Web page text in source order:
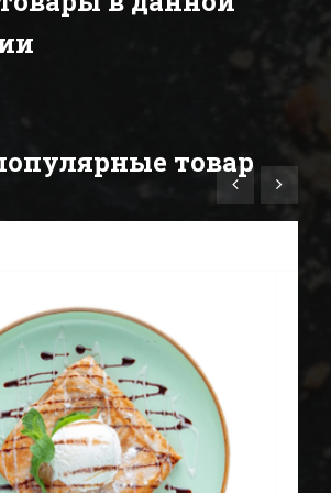
товар